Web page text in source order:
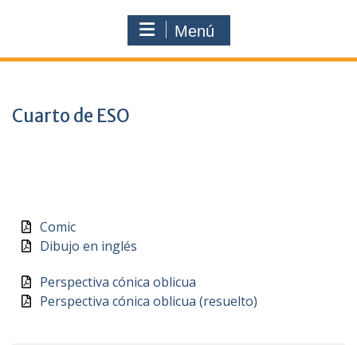
Menú
Cuarto de ESO
Comic
Dibujo en inglés
Perspectiva cónica oblicua
Perspectiva cónica oblicua (resuelto)